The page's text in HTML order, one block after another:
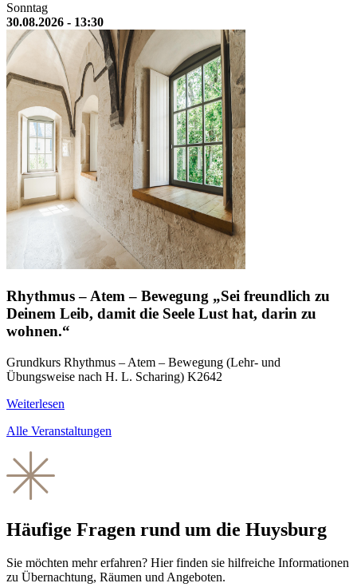
Sonntag
30.08.2026 - 13:30
Rhythmus – Atem – Bewegung „Sei freundlich zu
Deinem Leib, damit die Seele Lust hat, darin zu
wohnen.“
Grundkurs Rhythmus – Atem – Bewegung (Lehr- und
Übungsweise nach H. L. Scharing) K2642
Weiterlesen
Alle Veranstaltungen
Häufige Fragen rund um die Huysburg
Sie möchten mehr erfahren? Hier finden sie hilfreiche Informationen
zu Übernachtung, Räumen und Angeboten.